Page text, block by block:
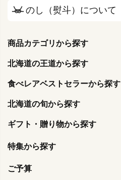
のし（熨斗）について
商品カテゴリから探す
北海道の王道から探す
食べレアベストセラーから探す
北海道の旬から探す
ギフト・贈り物から探す
特集から探す
ご予算